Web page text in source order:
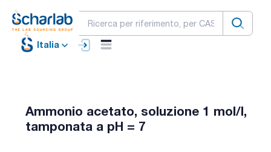
Italia
Ammonio acetato, soluzione 1 mol/l,
tamponata a pH = 7